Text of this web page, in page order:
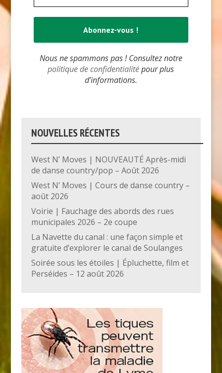
Nous ne spammons pas ! Consultez notre
politique de confidentialitépour plus
d’informations.
NOUVELLES RÉCENTES
West N’ Moves | NOUVEAUTÉ Après-midi
de danse country/pop – Août 2026
West N’ Moves | Cours de danse country –
août 2026
Voirie | Fauchage des abords des rues
municipales 2026 – 2e coupe
La Navette du canal : une façon simple et
gratuite d’explorer le canal de Soulanges
Soirée sous les étoiles | Épluchette, film et
Perséides – 12 août 2026